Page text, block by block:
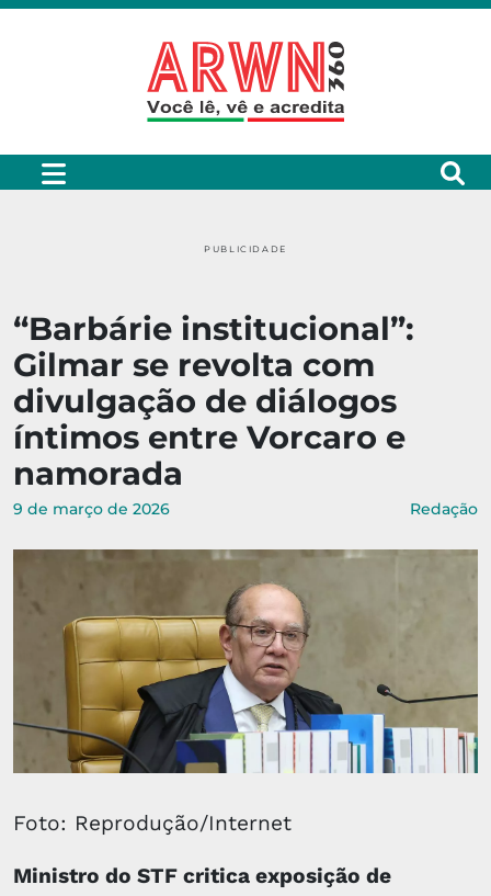
PUBLICIDADE
“Barbárie institucional”:
Gilmar se revolta com
divulgação de diálogos
íntimos entre Vorcaro e
namorada
9 de março de 2026 Redação
Foto: Reprodução/Internet
Ministro do STF critica exposição de